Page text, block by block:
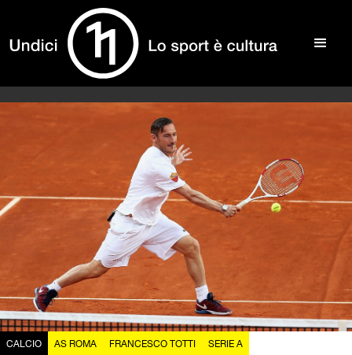
CALCIO AS ROMA FRANCESCO TOTTI SERIE A